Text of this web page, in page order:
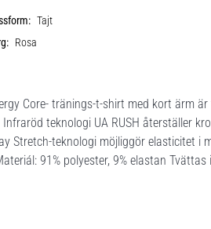
Tajt
Rosa
Core- tränings-t-shirt med kort ärm
teknologi UA RUSH återställer
Stretch-teknologi möjliggör elasticitet i
91% polyester, 9% elastan Tvättas